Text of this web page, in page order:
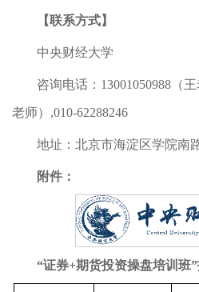
【联系方式】
中央财经大学
咨询电话：13001050988（
老师）,010-62288246
地址：北京市海淀区学院南
附件：
“证券+期货投资操盘培训班